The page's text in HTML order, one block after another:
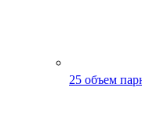
25 объем